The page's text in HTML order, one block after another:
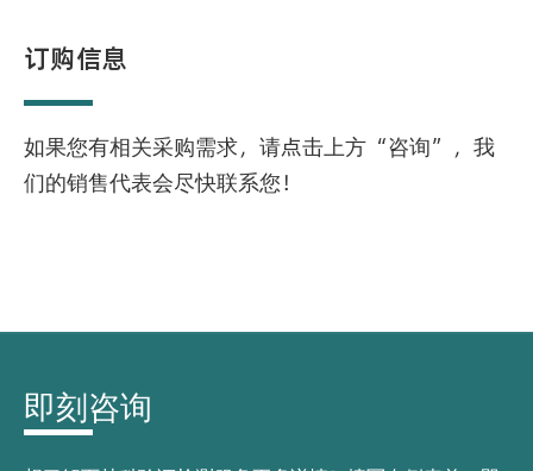
订购信息
如果您有相关采购需求，请点击上方“咨询”，我
们的销售代表会尽快联系您！
即刻咨询